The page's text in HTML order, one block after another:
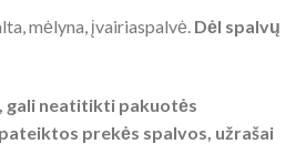
mėlyna, įvairiaspalvė. Dėl spalvų
gali neatitikti pakuotės
prekės spalvos, užrašai